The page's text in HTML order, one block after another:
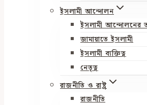
ইসলামী আন্দোলন
ইসলামী আন্দোলনের
জামায়াতে ইসলামী
ইসলামী ব্যক্তিত্ব
নেতৃত্ব
রাজনীতি ও রাষ্ট্র
রাজনীতি